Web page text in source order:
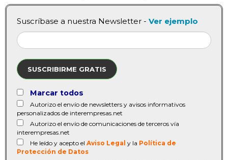
Suscríbase a nuestra Newsletter - Ver ejemplo
SUSCRIBIRME GRATIS
Marcar todos
Autorizo el envío de newsletters y avisos informativos
personalizados de interempresas.net
Autorizo el envío de comunicaciones de terceros vía
interempresas.net
He leído y acepto el Aviso Legal y la Política de
Protección de Datos